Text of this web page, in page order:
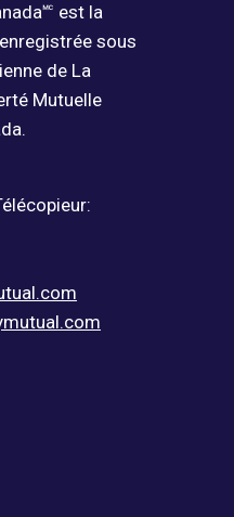
est la
sous
de La
Mutuelle